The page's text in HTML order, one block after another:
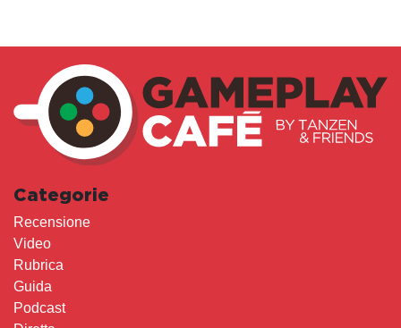
Categorie
Recensione
Video
Rubrica
Guida
Podcast